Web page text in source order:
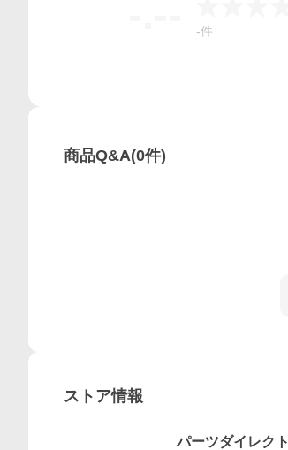
-件
商品Q&A(0件)
ストア情報
パーツダイレク